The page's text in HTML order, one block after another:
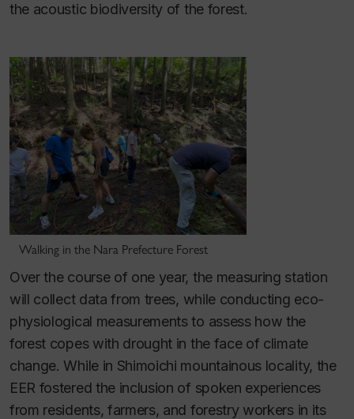
the acoustic biodiversity of the forest.
Walking in the Nara Prefecture Forest
Over the course of one year, the measuring station
will collect data from trees, while conducting eco-
physiological measurements to assess how the
forest copes with drought in the face of climate
change. While in Shimoichi mountainous locality, the
EER fostered the inclusion of spoken experiences
from residents, farmers, and forestry workers in its